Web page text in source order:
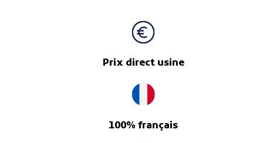
Prix direct usine
100% français